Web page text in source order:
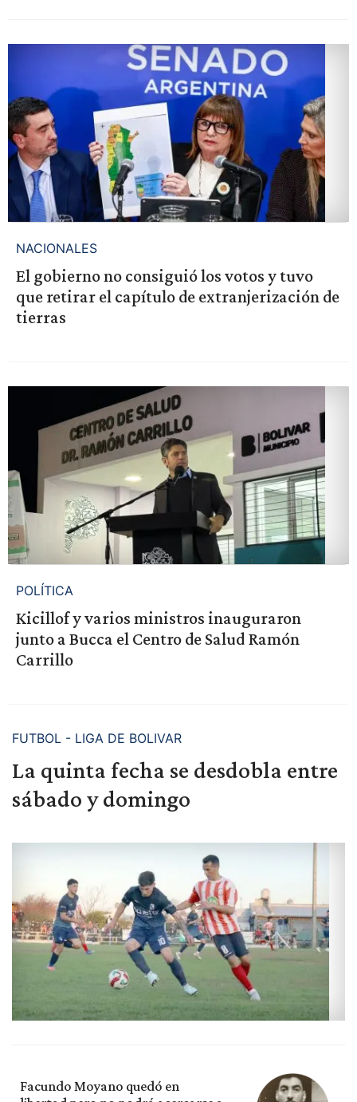
NACIONALES
El gobierno no consiguió los votos y tuvo
que retirar el capítulo de extranjerización de
tierras
POLÍTICA
Kicillof y varios ministros inauguraron
junto a Bucca el Centro de Salud Ramón
Carrillo
FUTBOL - LIGA DE BOLIVAR
La quinta fecha se desdobla entre
sábado y domingo
Facundo Moyano quedó en